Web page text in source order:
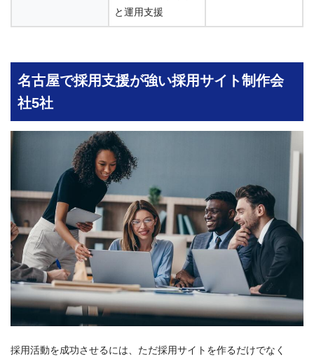
と運用支援
名古屋で採用支援が強い採用サイト制作会
社5社
採用活動を成功させるには、ただ採用サイトを作るだけでなく